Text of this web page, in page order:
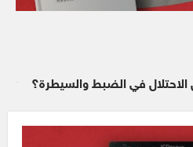
في الضبط والسيطرة؟